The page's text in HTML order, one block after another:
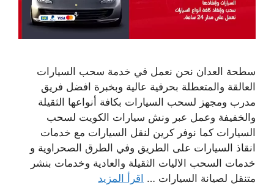
سطحة العدان نحن نعمل في خدمة سحب السيارات
العالقة والمتعطلة بحرفية عالية وبخبرة افضل فريق
مدرب ومجهز لسحب السيارات بكافة أنواعها الثقيلة
والخفيفة وعمل عبر ونش سيارات الكويت لسحب
السيارات كما نوفر كرين لنقل السيارات مع خدمات
انقاذ السيارات على الطريق وفي الطرق الصحراوية و
خدمات السحب الاليات الثقيلة والعادية وخدمات بنشر
متنقل لصيانة السيارات … اقرأ المزيد